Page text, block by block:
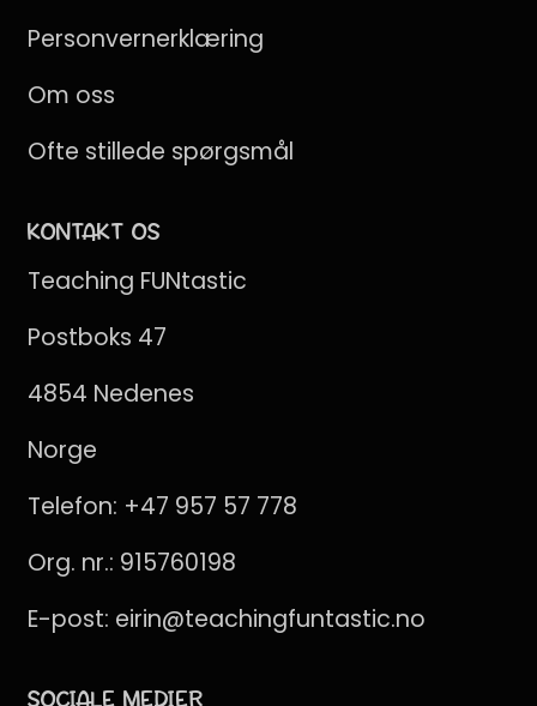
Personvernerklæring
Om oss
Ofte stillede spørgsmål
KONTAKT OS
Teaching FUNtastic
Postboks 47
4854 Nedenes
Norge
Telefon: +47 957 57 778
Org. nr.: 915760198
E-post: eirin@teachingfuntastic.no
SOCIALE MEDIER